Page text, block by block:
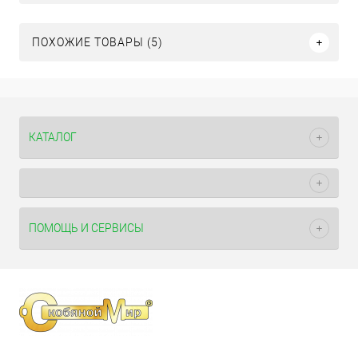
ПОХОЖИЕ ТОВАРЫ (5)
КАТАЛОГ
ПОМОЩЬ И СЕРВИСЫ